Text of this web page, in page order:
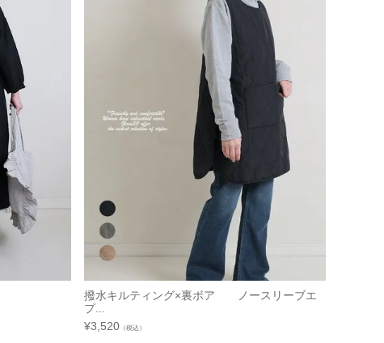
撥水キルティング×裏ボア ノースリーブエ
プ...
¥3,520 （税込）